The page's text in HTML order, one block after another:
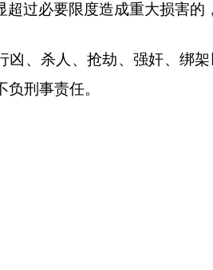
超过必要限度造成重大损害
凶、杀人、抢劫、强奸、绑
负刑事责任。